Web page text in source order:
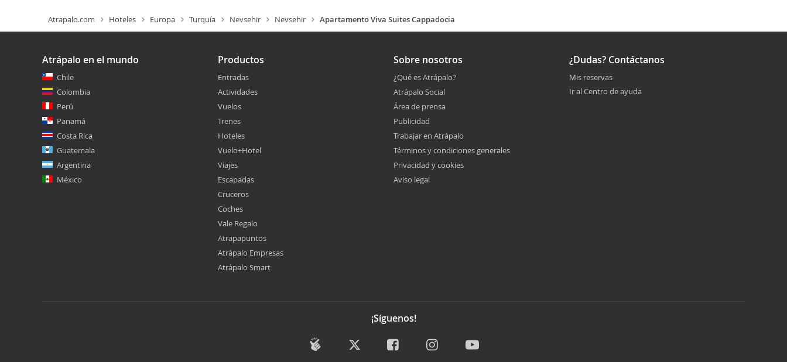
Atrapalo.com Hoteles Europa Turquía Nevsehir Nevsehir Apartamento Viva Suites Cappadocia
Atrápalo en el mundo
Chile
Colombia
Perú
Panamá
Costa Rica
Guatemala
Argentina
México
Productos
Entradas
Actividades
Vuelos
Trenes
Hoteles
Vuelo+Hotel
Viajes
Escapadas
Cruceros
Coches
Vale Regalo
Atrapapuntos
Atrápalo Empresas
Atrápalo Smart
Sobre nosotros
¿Qué es Atrápalo?
Atrápalo Social
Área de prensa
Publicidad
Trabajar en Atrápalo
Términos y condiciones generales
Privacidad y cookies
Aviso legal
¿Dudas? Contáctanos
Mis reservas
Ir al Centro de ayuda
¡Síguenos!